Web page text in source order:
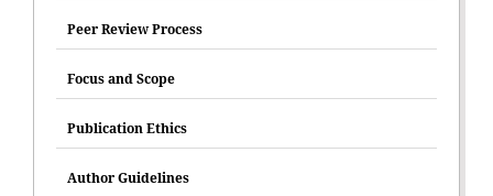
Peer Review Process
Focus and Scope
Publication Ethics
Author Guidelines